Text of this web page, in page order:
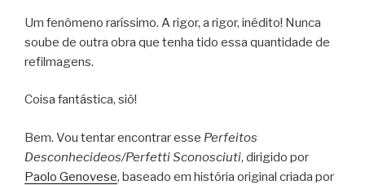
Um fenômeno raríssimo. A rigor, a rigor, inédito! Nunca
soube de outra obra que tenha tido essa quantidade de
refilmagens.
Coisa fantástica, siô!
Bem. Vou tentar encontrar esse Perfeitos
Desconhecideos/Perfetti Sconosciuti, dirigido por
Paolo Genovese, baseado em história original criada por